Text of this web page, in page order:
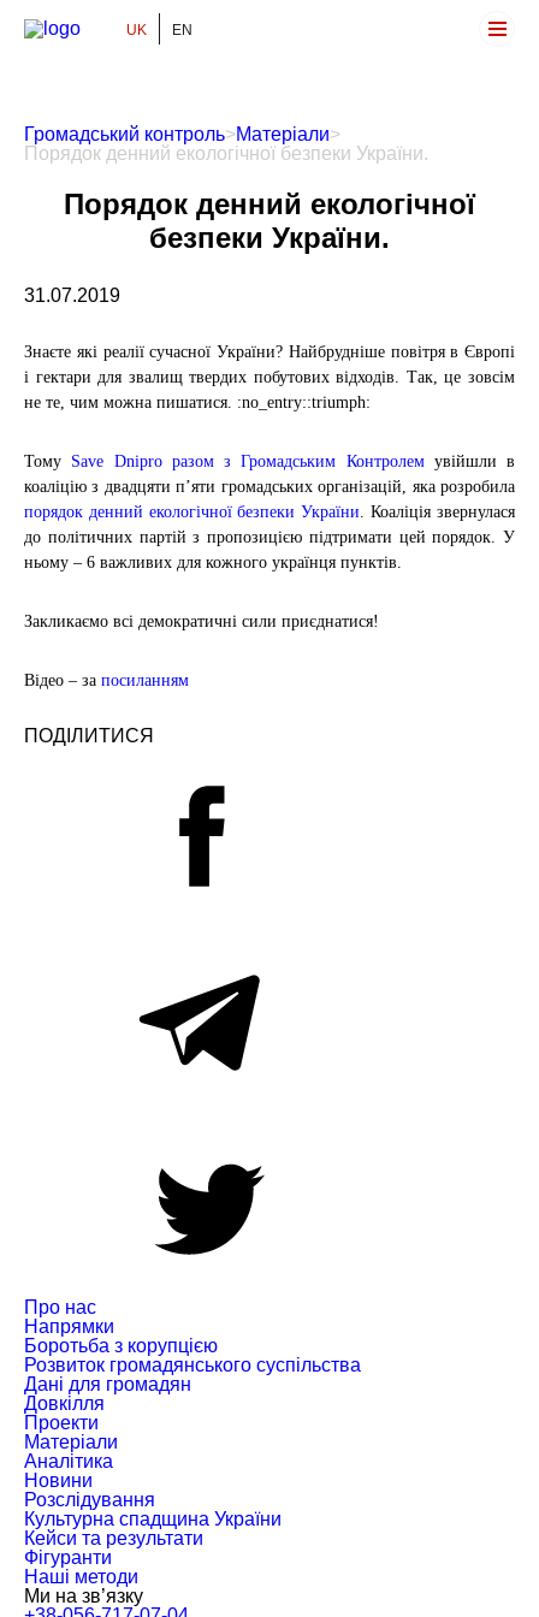
Громадський Контроль
UK EN
Громадський контроль>Матеріали>
Порядок денний екологічної безпеки України.
Порядок денний екологічної
безпеки України.
31.07.2019
Знаєте які реалії сучасної України? Найбрудніше повітря в Європі
і гектари для звалищ твердих побутових відходів. Так, це зовсім
не те, чим можна пишатися. :no_entry::triumph:
Тому Save Dnipro разом з Громадським Контролемувійшли в
коаліцію з двадцяти п’яти громадських організацій, яка розробила
порядок денний екологічної безпеки України. Коаліція звернулася
до політичних партій з пропозицією підтримати цей порядок. У
ньому – 6 важливих для кожного українця пунктів.
Закликаємо всі демократичні сили приєднатися!
Відео – за посиланням
ПОДІЛИТИСЯ
Про нас
Напрямки
Боротьба з корупцією
Розвиток громадянського суспільства
Дані для громадян
Довкілля
Проекти
Матеріали
Аналітика
Новини
Розслідування
Культурна спадщина України
Кейси та результати
Фігуранти
Наші методи
Ми на зв’язку